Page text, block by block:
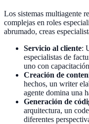
Los sistemas multiagente
complejas en roles
abrumado, creas
Servicio al cliente:
especialistas de
uno con
Creación de
hechos, un writer
agente domina una
Generación de
arquitectura, un
diferentes